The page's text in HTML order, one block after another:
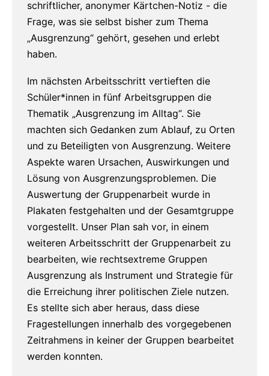
schriftlicher, anonymer Kärtchen-Notiz - die
Frage, was sie selbst bisher zum Thema
„Ausgrenzung“ gehört, gesehen und erlebt
haben.
Im nächsten Arbeitsschritt vertieften die
Schüler*innen in fünf Arbeitsgruppen die
Thematik „Ausgrenzung im Alltag“. Sie
machten sich Gedanken zum Ablauf, zu Orten
und zu Beteiligten von Ausgrenzung. Weitere
Aspekte waren Ursachen, Auswirkungen und
Lösung von Ausgrenzungsproblemen. Die
Auswertung der Gruppenarbeit wurde in
Plakaten festgehalten und der Gesamtgruppe
vorgestellt. Unser Plan sah vor, in einem
weiteren Arbeitsschritt der Gruppenarbeit zu
bearbeiten, wie rechtsextreme Gruppen
Ausgrenzung als Instrument und Strategie für
die Erreichung ihrer politischen Ziele nutzen.
Es stellte sich aber heraus, dass diese
Fragestellungen innerhalb des vorgegebenen
Zeitrahmens in keiner der Gruppen bearbeitet
werden konnten.